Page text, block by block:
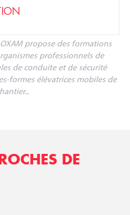
propose des formations
professionnels de
de conduite et de sécurité
formes élévatrices mobiles de
DE